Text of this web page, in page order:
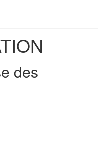
des